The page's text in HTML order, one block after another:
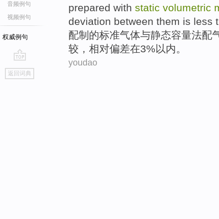
音频例句
视频例句
权威例句
go
top
返回词典
prepared with static volumetric
deviation between them is less
配制 的标准气体与静态容量法配
较， 相对偏差在3%以内。
youdao